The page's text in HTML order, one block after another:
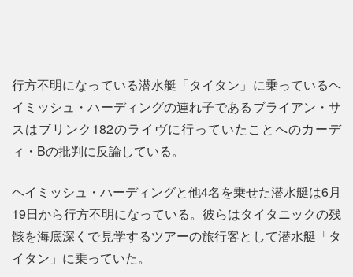
行方不明になっている潜水艇「タイタン」に乗っているヘ
イミッシュ・ハーディングの連れ子であるブライアン・サ
スはブリンク182のライヴに行っていたことへのカーデ
ィ・Bの批判に反論している。
ヘイミッシュ・ハーディングと他4名を乗せた潜水艇は6月
19日から行方不明になっている。彼らはタイタニックの残
骸を海底深くで見学するツアーの旅行客として潜水艇「タ
イタン」に乗っていた。